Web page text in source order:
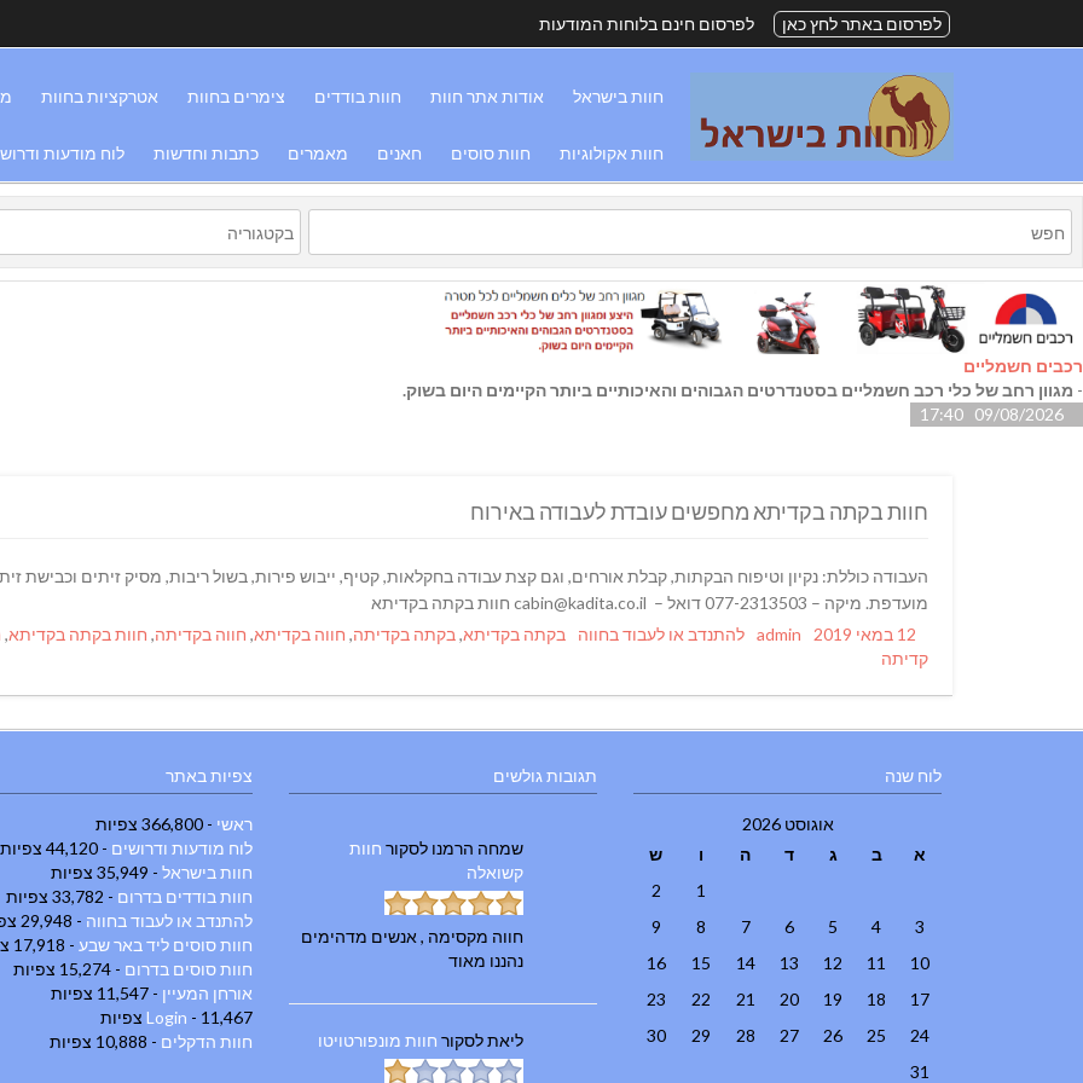
לפרסום באתר לחץ כאן לפרסום חינם בלוחות המודעות
חוות בישראל אודות אתר חוות חוות בודדים צימרים בחוות אטרקציות בחוות
חוות אקולוגיות חוות סוסים חאנים מאמרים כתבות וחדשות לוח מודעות
רכבים חשמליים
- מגוון רחב של כלי רכב חשמליים בסטנדרטים הגבוהים והאיכותיים ביותר הקיימים היום בשוק.
09/08/2026 17:40
חוות בקתה בקדיתא מחפשים עובדת לעבודה באירוח
העבודה כוללת: נקיון וטיפוח הבקתות, קבלת אורחים, וגם קצת עבודה בחקלאות, קטיף, ייבוש פירות, בשול ריבות, מסיק זיתים וכבישת
מועדפת. מיקה – 077-2313503 דואל – cabin@kadita.co.il חוות בקתה בקדיתא
Posted
on
12 במאי 2019 Author
admin
Categories
להתנדב או לעבוד בחווה Tags
בקתה בקדיתא, בקתה בקדיתה, חווה בקדיתא, חווה בקדיתה, חוות בקתה בקדיתא,
קדיתה
צפיות באתר
ראשי - 366,800 צפיות
לוח מודעות ודרושים - 44,120 צפיות
חוות בישראל - 35,949 צפיות
חוות בודדים בדרום - 33,782 צפיות
להתנדב או לעבוד בחווה - 29,948 צפיות
חוות סוסים ליד באר שבע - 17,918 צפיות
חוות סוסים בדרום - 15,274 צפיות
אורחן המעיין - 11,547 צפיות
Login - 11,467 צפיות
חוות הדקלים - 10,888 צפיות
תגובות גולשים
שמחה הרמנו לסקור חוות
קשואלה
חווה מקסימה , אנשים מדהימים
נהננו מאוד
ליאתלסקור חוות מונפורטויטו
לוח שנה
אוגוסט 2026
א
ב ג ד ה ו
ש
1
2
3
4
5
6
7
8
9
10
11
12
13
14
15
16
17
18
19
20
21
22
23
24
25
26
27
28
29
30
31